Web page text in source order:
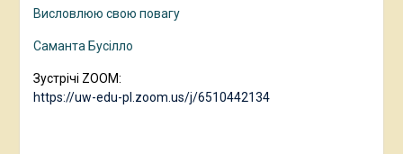
Висловлюю свою повагу
Саманта Бусілло
Зустрічі ZOOM:
https://uw-edu-pl.zoom.us/j/6510442134